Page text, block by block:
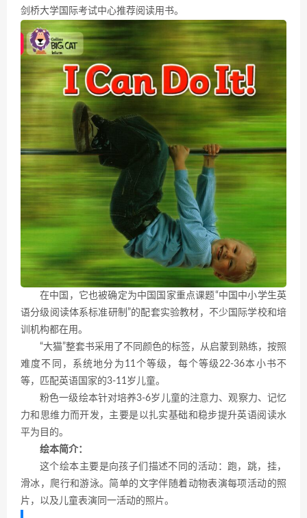
剑桥大学国际考试中心推荐阅读用书。
在中国，它也被确定为中国国家重点课题“中国中小学生英
语分级阅读体系标准研制”的配套实验教材，不少国际学校和培
训机构都在用。
“大猫”整套书采用了不同颜色的标签，从启蒙到熟练，按照
难度不同，系统地分为11个等级，每个等级22-36本小书不
等，匹配英语国家的3-11岁儿童。
粉色一级绘本针对培养3-6岁儿童的注意力、观察力、记忆
力和思维力而开发，主要是以扎实基础和稳步提升英语阅读水
平为目的。
绘本简介：
这个绘本主要是向孩子们描述不同的活动：跑，跳，挂，
滑冰，爬行和游泳。简单的文字伴随着动物表演每项活动的照
片，以及儿童表演同一活动的照片。